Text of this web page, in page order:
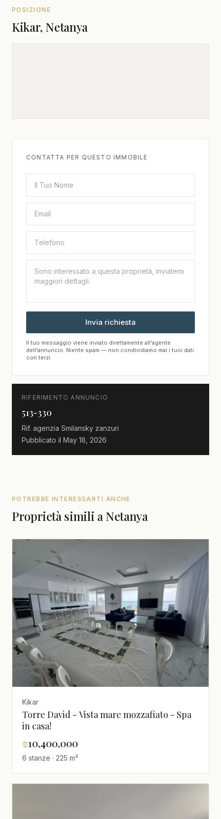
POSIZIONE
Kikar, Netanya
CONTATTA PER QUESTO IMMOBILE
Invia richiesta
Il tuo messaggio viene inviato direttamente all'agente
dell'annuncio. Niente spam — non condividiamo mai i tuoi dati
con terzi.
RIFERIMENTO ANNUNCIO
513-330
Rif. agenzia Smilansky zanzuri
Pubblicato il May 18, 2026
POTREBBE INTERESSARTI ANCHE
Proprietà simili a Netanya
Kikar
Torre David - Vista mare mozzafiato - Spa
in casa!
₪10,400,000
6 stanze · 225 m²